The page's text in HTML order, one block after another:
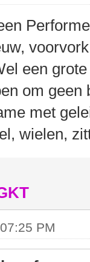
een
om
met
wielen,
PM